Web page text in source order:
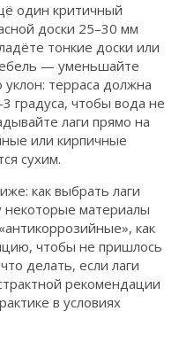
один критичный
доски 25–30 мм
тонкие доски или
— уменьшайте
терраса должна
градуса, чтобы вода не
лаги прямо на
или кирпичные
сухим.
как выбрать лаги
некоторые материалы
как
чтобы не пришлось
делать, если лаги
рекомендации
в условиях